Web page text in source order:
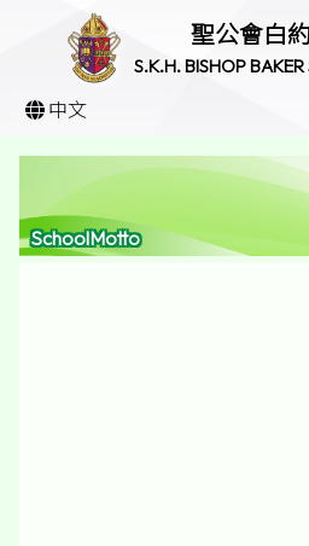
聖公會白
S.K.H. BISHOP
中文
SchoolMotto